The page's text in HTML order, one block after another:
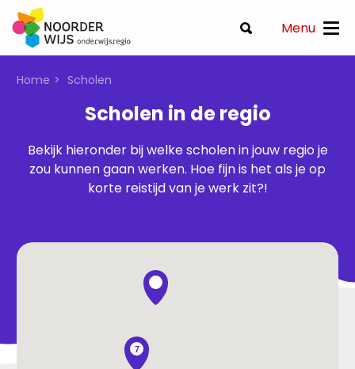
Menu
Home Scholen
Scholen in de regio
Bekijk hieronder bij welke scholen in jouw regio je
zou kunnen gaan werken. Hoe fijn is het als je op
korte reistijd van je werk zit?!
7